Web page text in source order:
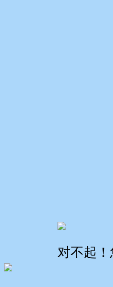
对不起